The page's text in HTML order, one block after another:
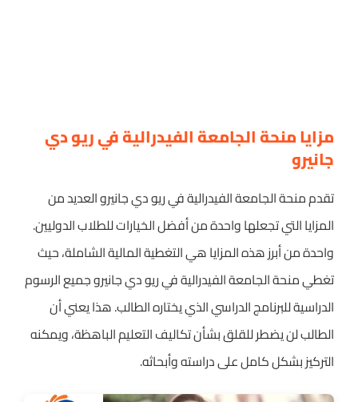
مزايا منحة الجامعة الفيدرالية في ريو دي
جانيرو
تقدم منحة الجامعة الفيدرالية في ريو دي جانيرو العديد من
المزايا التي تجعلها واحدة من أفضل الخيارات للطلاب الدوليين.
واحدة من أبرز هذه المزايا هي التغطية المالية الشاملة، حيث
تغطي منحة الجامعة الفيدرالية في ريو دي جانيرو جميع الرسوم
الدراسية للبرنامج الدراسي الذي يختاره الطالب. هذا يعني أن
الطالب لن يضطر للقلق بشأن تكاليف التعليم الباهظة، ويمكنه
التركيز بشكل كامل على دراسته وأبحاثه.